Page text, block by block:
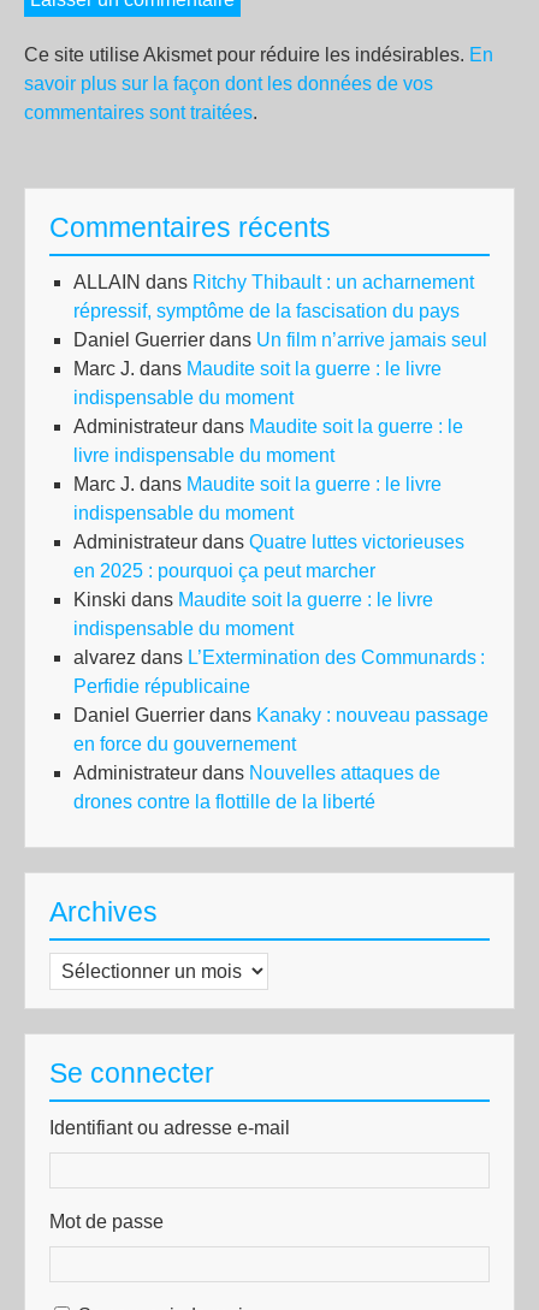
Ce site utilise Akismet pour réduire les indésirables. En
savoir plus sur la façon dont les données de vos
commentaires sont traitées.
Commentaires récents
ALLAIN dans Ritchy Thibault : un acharnement
répressif, symptôme de la fascisation du pays
Daniel Guerrier dans Un film n’arrive jamais seul
Marc J. dans Maudite soit la guerre : le livre
indispensable du moment
Administrateur dans Maudite soit la guerre : le
livre indispensable du moment
Marc J. dans Maudite soit la guerre : le livre
indispensable du moment
Administrateur dans Quatre luttes victorieuses
en 2025 : pourquoi ça peut marcher
Kinski dans Maudite soit la guerre : le livre
indispensable du moment
alvarez dans L’Extermination des Communards :
Perfidie républicaine
Daniel Guerrier dans Kanaky : nouveau passage
en force du gouvernement
Administrateur dans Nouvelles attaques de
drones contre la flottille de la liberté
Archives
Archives
Se connecter
Identifiant ou adresse e-mail
Mot de passe